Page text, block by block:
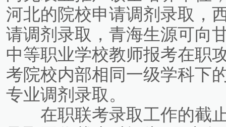
河北的院校申请调剂录取，
请调剂录取，青海生源可向
中等职业学校教师报考在职
考院校内部相同一级学科下
专业调剂录取。
在职联考录取工作的截